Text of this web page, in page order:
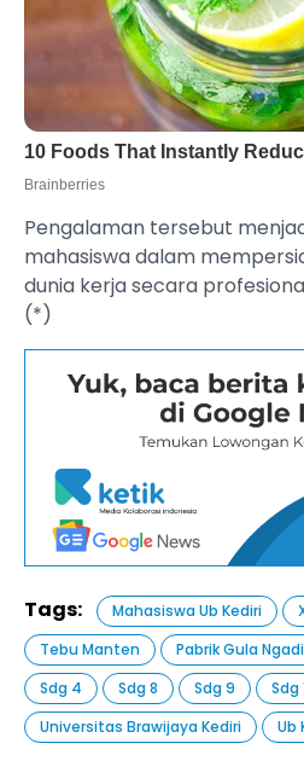
Pengalaman tersebut
mahasiswa dalam
dunia kerja secara
(*)
Tags: Mahasiswa Ub Kediri
Tebu Manten
Pabrik Gula
Sdg 4
Sdg 8 Sdg 9
Sdg
Universitas Brawijaya Kediri
Ub